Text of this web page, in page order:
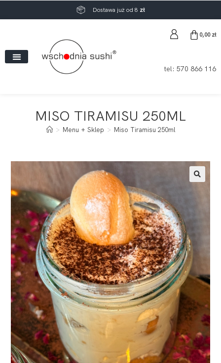
Dostawa już od 8 zł
0,00 zł
tel: 570 866 116
MISO TIRAMISU 250ML
> Menu + Sklep > Miso Tiramisu 250ml